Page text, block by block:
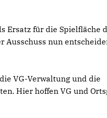
Ersatz für die Spielfläche
Ausschuss nun
VG-Verwaltung und die
Hier hoffen VG und